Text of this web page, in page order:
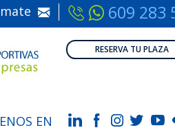
609 283
RESERVA TU PLAZA
EN